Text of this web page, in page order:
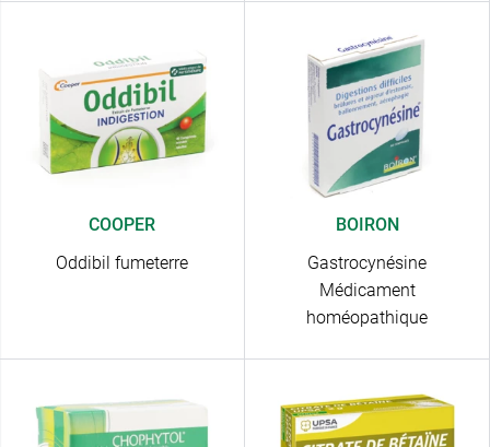
COOPER
Oddibil fumeterre
BOIRON
Gastrocynésine
Médicament
homéopathique